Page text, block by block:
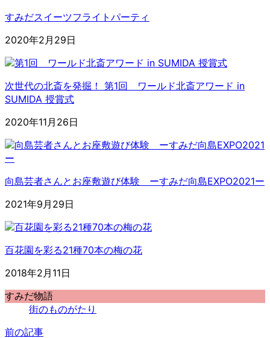
すみだスイーツフライトパーティ
2020年2月29日
次世代の北斎を発掘！ 第1回 ワールド北斎アワード in
SUMIDA 授賞式
2020年11月26日
向島芸者さんとお座敷遊び体験 ーすみだ向島EXPO2021ー
2021年9月29日
百花園を彩る21種70本の梅の花
2018年2月11日
すみだ物語
街のものがたり
前の記事